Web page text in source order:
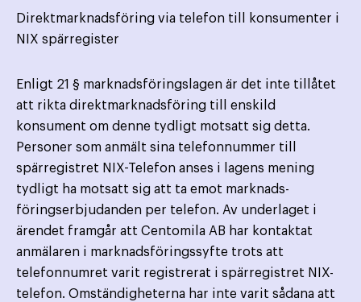
Direktmarknadsföring via telefon till konsumenter i
NIX spärregister
Enligt 21 § marknadsföringslagen är det inte tillåtet
att rikta direktmarknadsföring till enskild
konsument om denne tydligt motsatt sig detta.
Personer som anmält sina telefonnummer till
spärregistret NIX-Telefon anses i lagens mening
tydligt ha motsatt sig att ta emot marknads­
föringserbjudanden per telefon. Av underlaget i
ärendet framgår att Centomila AB har kontaktat
anmälaren i marknadsföringssyfte trots att
telefonnumret varit registrerat i spärregistret NIX-
telefon. Omständigheterna har inte varit sådana att